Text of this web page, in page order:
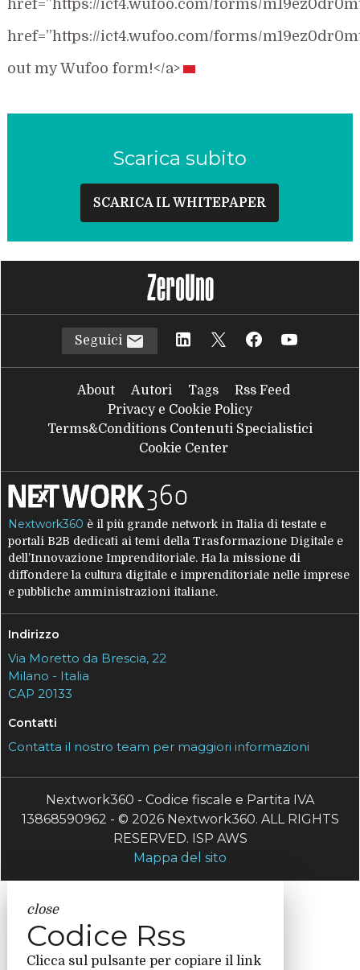
href=”https://ict4.wufoo.com/forms/
href=”https://ict4.wufoo.com/forms/
out my Wufoo form!</a>
Scarica subito
SCARICA IL WHITEPAPER
Seguici
About Autori Tags
Rss Feed
Privacy e Cookie Policy
Terms&Conditions Contenuti Specialistici
Cookie Center
Nextwork360 è il più grande network in Italia di testate e
portali B2B dedicati ai temi della Trasformazione Digitale e
dell’Innovazione Imprenditoriale. Ha la missione di
diffondere la cultura digitale e imprenditoriale nelle imprese
e pubbliche amministrazioni italiane.
Indirizzo
Via Moretto da Brescia, 22
Milano - Italia
CAP 20133
Contatti
Contatta il nostro team per maggiori informazioni
Nextwork360 - Codice fiscale e Partita IVA
13868590962 - © 2026 Nextwork360. ALL RIGHTS
RESERVED. ISP AWS
Mappa del sito
close
Codice Rss
Clicca sul pulsante per copiare il link